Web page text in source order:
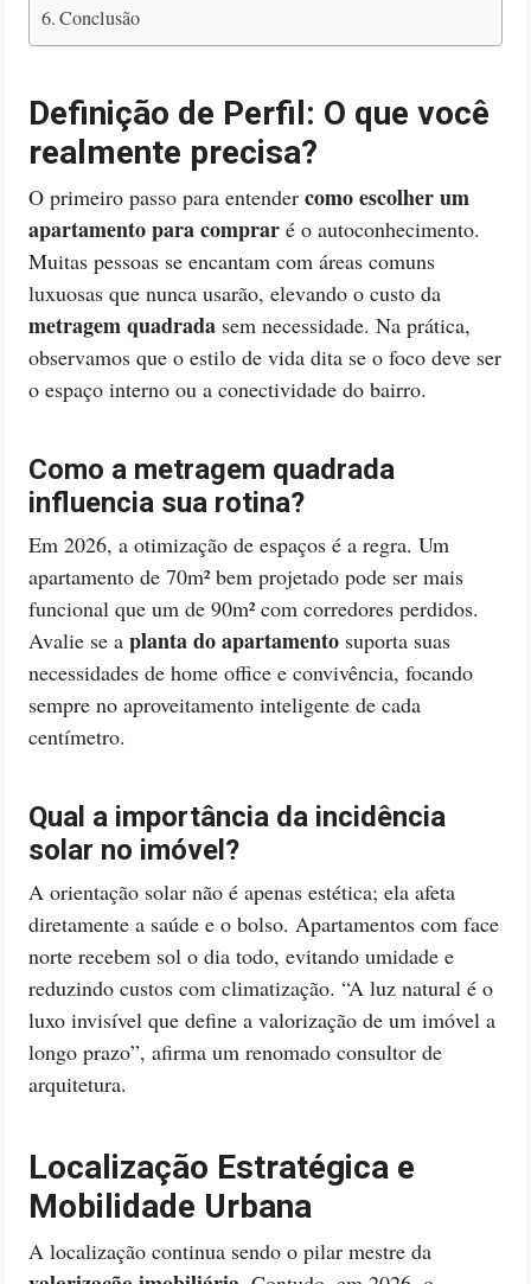
Conclusão
Definição de Perfil: O que você
realmente precisa?
O primeiro passo para entender como escolher um
apartamento para comprar é o autoconhecimento.
Muitas pessoas se encantam com áreas comuns
luxuosas que nunca usarão, elevando o custo da
metragem quadrada sem necessidade. Na prática,
observamos que o estilo de vida dita se o foco deve ser
o espaço interno ou a conectividade do bairro.
Como a metragem quadrada
influencia sua rotina?
Em 2026, a otimização de espaços é a regra. Um
apartamento de 70m² bem projetado pode ser mais
funcional que um de 90m² com corredores perdidos.
Avalie se a planta do apartamento suporta suas
necessidades de home office e convivência, focando
sempre no aproveitamento inteligente de cada
centímetro.
Qual a importância da incidência
solar no imóvel?
A orientação solar não é apenas estética; ela afeta
diretamente a saúde e o bolso. Apartamentos com face
norte recebem sol o dia todo, evitando umidade e
reduzindo custos com climatização. “A luz natural é o
luxo invisível que define a valorização de um imóvel a
longo prazo”, afirma um renomado consultor de
arquitetura.
Localização Estratégica e
Mobilidade Urbana
A localização continua sendo o pilar mestre da